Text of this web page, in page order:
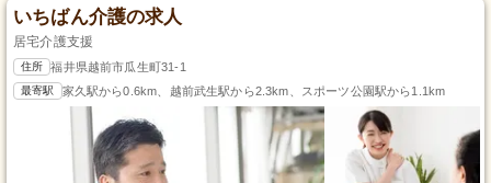
いちばん介護の求人
居宅介護支援
住所 福井県越前市瓜生町31-1
最寄駅 家久駅から0.6km、越前武生駅から2.3km、スポーツ公園駅から1.1km